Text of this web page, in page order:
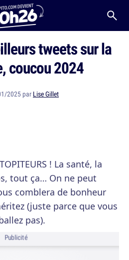
tweets sur la
coucou 2024
2025 par Lise Gillet
! La santé, la
tout ça… On ne peut
comblera de bonheur
(juste parce que vous
pas).
Publicité